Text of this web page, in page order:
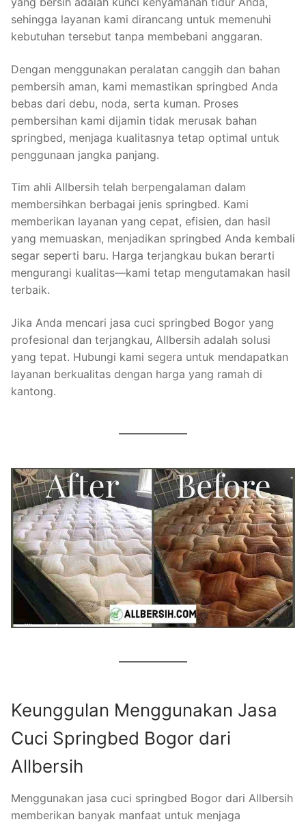
sehingga layanan kami dirancang untuk memenuhi
kebutuhan tersebut tanpa membebani anggaran.
Dengan menggunakan peralatan canggih dan bahan
pembersih aman, kami memastikan springbed Anda
bebas dari debu, noda, serta kuman. Proses
pembersihan kami dijamin tidak merusak bahan
springbed, menjaga kualitasnya tetap optimal untuk
penggunaan jangka panjang.
Tim ahli Allbersih telah berpengalaman dalam
membersihkan berbagai jenis springbed. Kami
memberikan layanan yang cepat, efisien, dan hasil
yang memuaskan, menjadikan springbed Anda kembali
segar seperti baru. Harga terjangkau bukan berarti
mengurangi kualitas—kami tetap mengutamakan hasil
terbaik.
Jika Anda mencari jasa cuci springbed Bogor yang
profesional dan terjangkau, Allbersih adalah solusi
yang tepat. Hubungi kami segera untuk mendapatkan
layanan berkualitas dengan harga yang ramah di
kantong.
Keunggulan Menggunakan Jasa
Cuci Springbed Bogor dari
Allbersih
Menggunakan jasa cuci springbed Bogor dari Allbersih
memberikan banyak manfaat untuk menjaga